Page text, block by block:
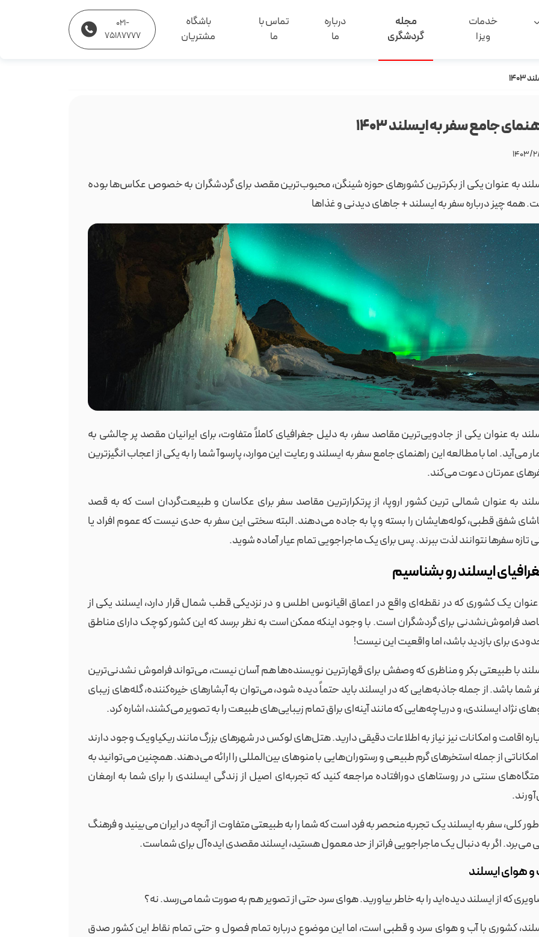
خدمات
ویزا
مجله
گردشگری
درباره
ما
تماس با
ما
باشگاه
مشتریان
021-
75187777
جامع سفر به ایسلند ۱۴۰۳
۲/۲۲
به عنوان یکی از بکرترین کشورهای حوزه شینگن، محبوب‌ترین مقصد برای گردشگران به خصوص عکاس‌ها بوده
همه چیز درباره سفر به ایسلند + جاهای دیدنی و غذاها
به عنوان یکی از جادویی‌ترین مقاصد سفر، به دلیل جغرافیای کاملاً متفاوت، برای ایرانیان مقصد پر چالشی به
می‌آید. اما با مطالعه این راهنمای جامع سفر به ایسلند و رعایت این موارد، پارسوآ شما را به یکی از اعجاب انگیزترین
عمرتان دعوت می‌کند.
به عنوان شمالی ترین کشور اروپا، از پرتکرارترین مقاصد سفر برای عکاسان و طبیعت‌گردان است که به قصد
شفق قطبی، کوله‌هایشان را بسته و پا به جاده می‌دهند. البته سختی این سفر به حدی نیست که عموم افراد یا
تازه سفرها نتوانند لذت ببرند. پس برای یک ماجراجویی تمام عیار آماده شوید.
ایسلند رو بشناسیم
یک کشوری که در نقطه‌ای واقع در اعماق اقیانوس اطلس و در نزدیکی قطب شمال قرار دارد، ایسلند یکی از
فراموش‌نشدنی برای گردشگران است. با وجود اینکه ممکن است به نظر برسد که این کشور کوچک دارای مناطق
برای بازدید باشد، اما واقعیت این نیست!
با طبیعتی بکر و مناظری که وصفش برای قهارترین نویسنده‌ها هم آسان نیست، می‌تواند فراموش نشدنی‌ترین
شما باشد. از جمله جاذبه‌هایی که در ایسلند باید حتماً دیده شود، می‌توان به آبشارهای خیره‌کننده، گله‌های زیبای
نژاد ایسلندی، و دریاچه‌هایی که مانند آینه‌ای براق تمام زیبایی‌های طبیعت را به تصویر می‌کشند، اشاره کرد.
اقامت و امکانات نیز نیاز به اطلاعات دقیقی دارید. هتل‌های لوکس در شهرهای بزرگ مانند ریکیاویک وجود دارند
از جمله استخرهای گرم طبیعی و رستوران‌هایی با منوهای بین‌المللی را ارائه می‌دهند. همچنین می‌توانید به
سنتی در روستاهای دورافتاده مراجعه کنید که تجربه‌ای اصیل از زندگی ایسلندی را برای شما به ارمغان
کلی، سفر به ایسلند یک تجربه منحصر به فرد است که شما را به طبیعتی متفاوت از آنچه در ایران می‌بینید و فرهنگ
می‌برد. اگر به دنبال یک ماجراجویی فراتر از حد معمول هستید، ایسلند مقصدی ایده‌آل برای شماست.
و هوای ایسلند
که از ایسلند دیده‌اید را به خاطر بیاورید. هوای سرد حتی از تصویر هم به صورت شما می‌رسد. نه؟
کشوری با آب و هوای سرد و قطبی است، اما این موضوع درباره تمام فصول و حتی تمام نقاط این کشور صدق